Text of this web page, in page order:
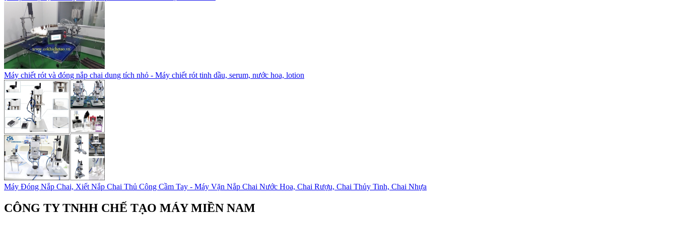
Máy chiết rót và đóng nắp chai dung tích nhỏ - Máy chiết rót tinh dầu, serum, nước hoa, lotion
Máy Đóng Nắp Chai, Xiết Nắp Chai Thủ Công Cầm Tay - Máy Vặn Nắp Chai Nước Hoa, Chai Rượu, Chai Thủy Tinh, Chai Nhựa
CÔNG TY TNHH CHẾ TẠO MÁY MIỀN NAM